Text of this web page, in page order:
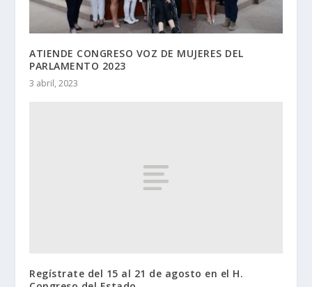
ATIENDE CONGRESO VOZ DE MUJERES DEL
PARLAMENTO 2023
3 abril, 2023
Regístrate del 15 al 21 de agosto en el H.